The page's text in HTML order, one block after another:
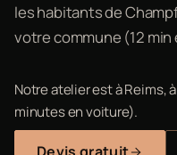
les habitants de
votre commune (12
Notre atelier est à Reims,
minutes en voiture).